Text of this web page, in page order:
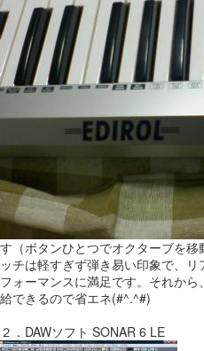
す（ボタンひとつでオクターブを
ッチは軽すぎず弾き易い印象で、
フォーマンスに満足です。それか
給できるので省エネ(#^.^#)
２．DAWソフト SONAR 6 LE